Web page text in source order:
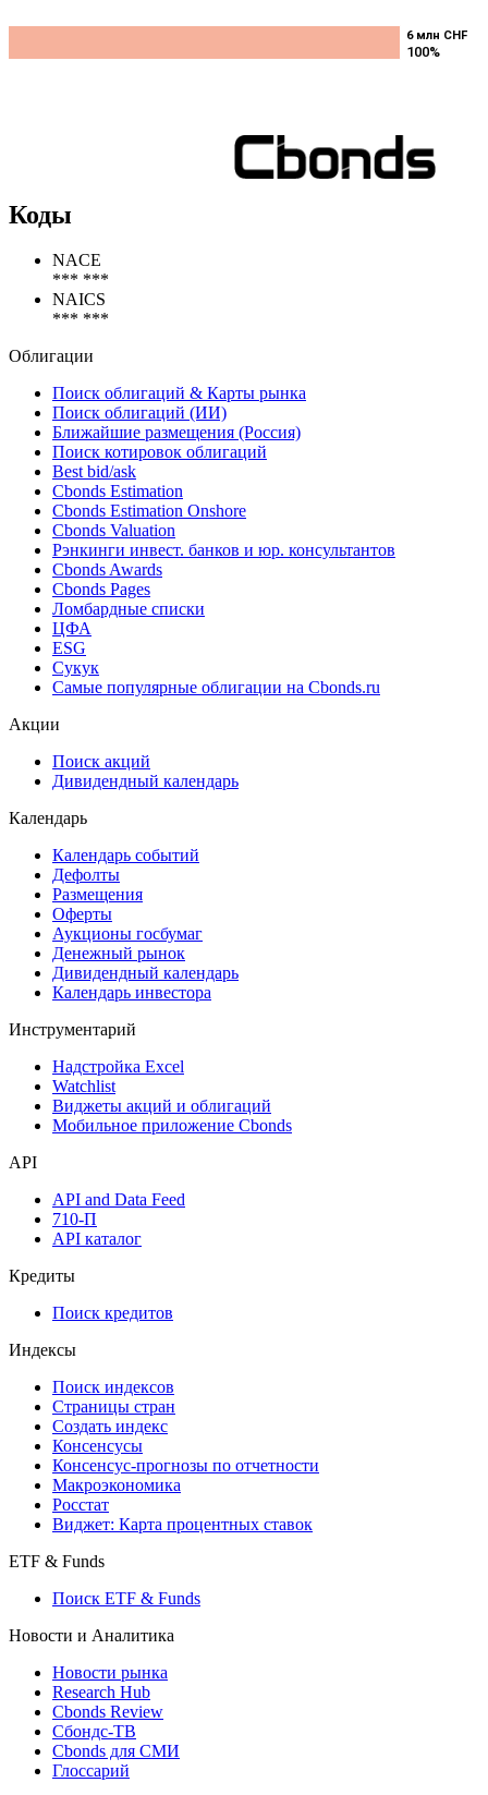
Коды
*** ***
*** ***
Облигации
Поиск облигаций & Карты рынка
Поиск облигаций (ИИ)
Ближайшие размещения (Россия)
Поиск котировок облигаций
Best bid/ask
Cbonds Estimation
Cbonds Estimation Onshore
Cbonds Valuation
Рэнкинги инвест. банков и юр. консультантов
Cbonds Awards
Cbonds Pages
Ломбардные списки
ESG
Самые популярные облигации на Cbonds.ru
Дивидендный календарь
Календарь
Календарь событий
Дефолты
Размещения
Оферты
Денежный рынок
Календарь инвестора
Инструментарий
Мобильное приложение Cbonds
API
API and Data Feed
API каталог
Кредиты
Поиск кредитов
Индексы
Поиск индексов
Страницы стран
Создать индекс
Консенсусы
Макроэкономика
Виджет: Карта процентных ставок
ETF & Funds
Поиск ETF & Funds
Новости и Аналитика
Новости рынка
Research Hub